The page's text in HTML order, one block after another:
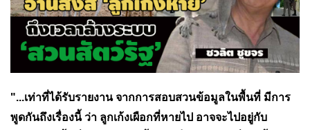
"...เท่าที่ได้รับรายงาน จากการสอบสวนข้อมูลในพื้นที่ มีการ
พูดกันถึงเรื่องนี้ ว่า ลูกเก้งเผือกที่หายไป อาจจะไปอยู่กับ